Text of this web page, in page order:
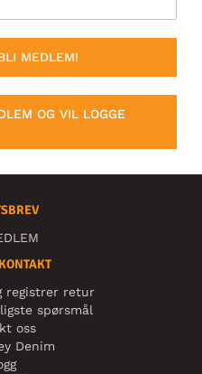
MEDLEM!
OG VIL LOGGE
registrer retur
spørsmål
oss
Denim